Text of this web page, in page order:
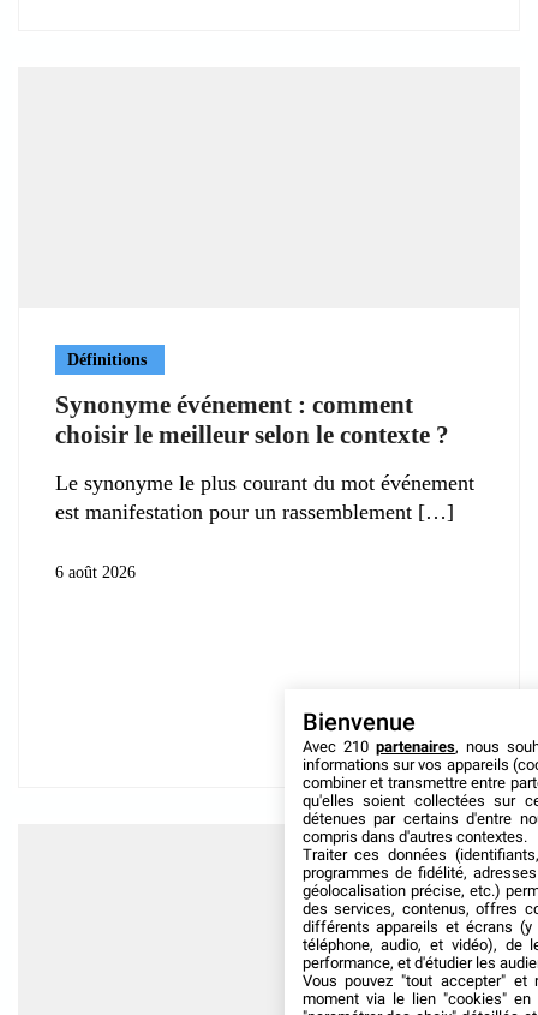
Définitions
Synonyme événement : comment
choisir le meilleur selon le contexte ?
Le synonyme le plus courant du mot événement
est manifestation pour un rassemblement
6 août 2026
Bienvenue
Avec 210 partenaires, nous
informations sur vos appareils
combiner et transmettre entre
qu'elles soient collectées sur
détenues par certains d'entre
compris dans d'autres contextes.
Traiter ces données
programmes de fidélité,
géolocalisation précise, etc.)
des services, contenus, offres
différents appareils et écrans (y
téléphone, audio, et vidéo), de
performance, et d'étudier les
Vous pouvez "tout accepter" et
moment via le lien "cookies" en